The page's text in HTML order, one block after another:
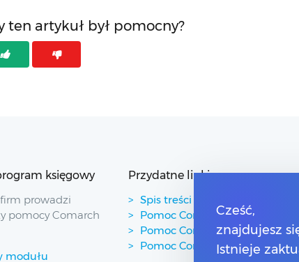
ten artykuł był pomocny?
księgowy
prowadzi
pomocy Comarch
modułu
Przydatne linki
Spis treści
Pomoc Comarch Betterfly
Pomoc Comarch e-Sklep
Pomoc Comarch HRM
Cześć,
znajdujesz
Istnieje